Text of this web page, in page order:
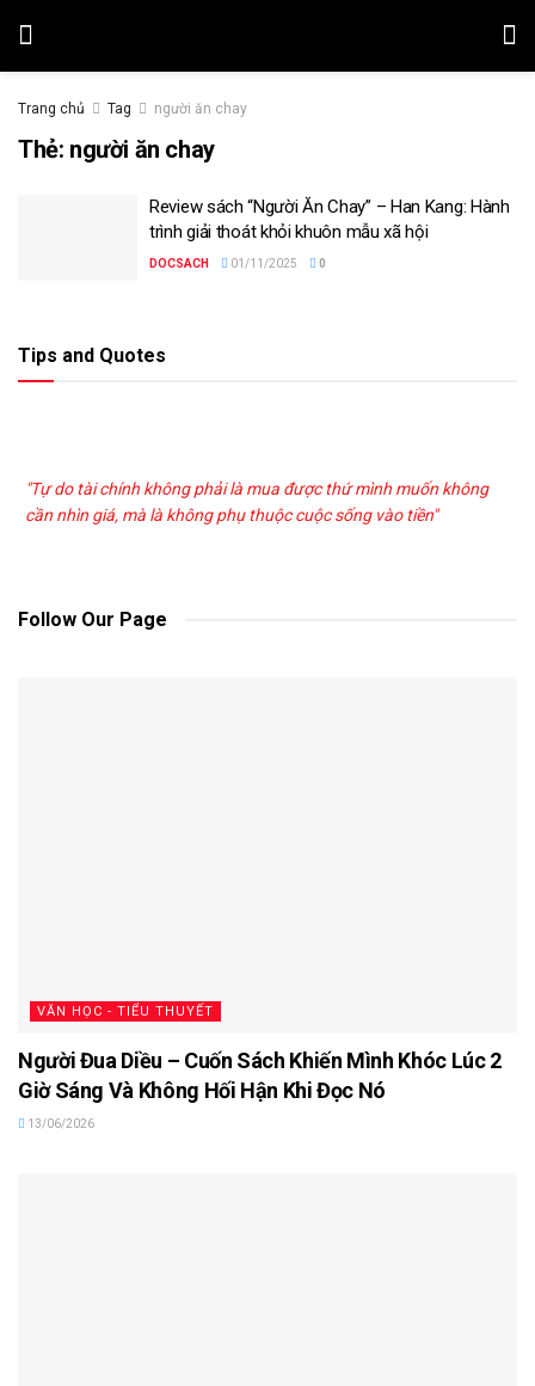
Trang chủ Tag người ăn chay
Thẻ: người ăn chay
Review sách “Người Ăn Chay” – Han Kang: Hành
trình giải thoát khỏi khuôn mẫu xã hội
DOCSACH 01/11/2025 0
Tips and Quotes
"Tự do tài chính không phải là mua được thứ mình muốn không
cần nhìn giá, mà là không phụ thuộc cuộc sống vào tiền"
Follow Our Page
VĂN HỌC - TIỂU THUYẾT
Người Đua Diều – Cuốn Sách Khiến Mình Khóc Lúc 2
Giờ Sáng Và Không Hối Hận Khi Đọc Nó
13/06/2026